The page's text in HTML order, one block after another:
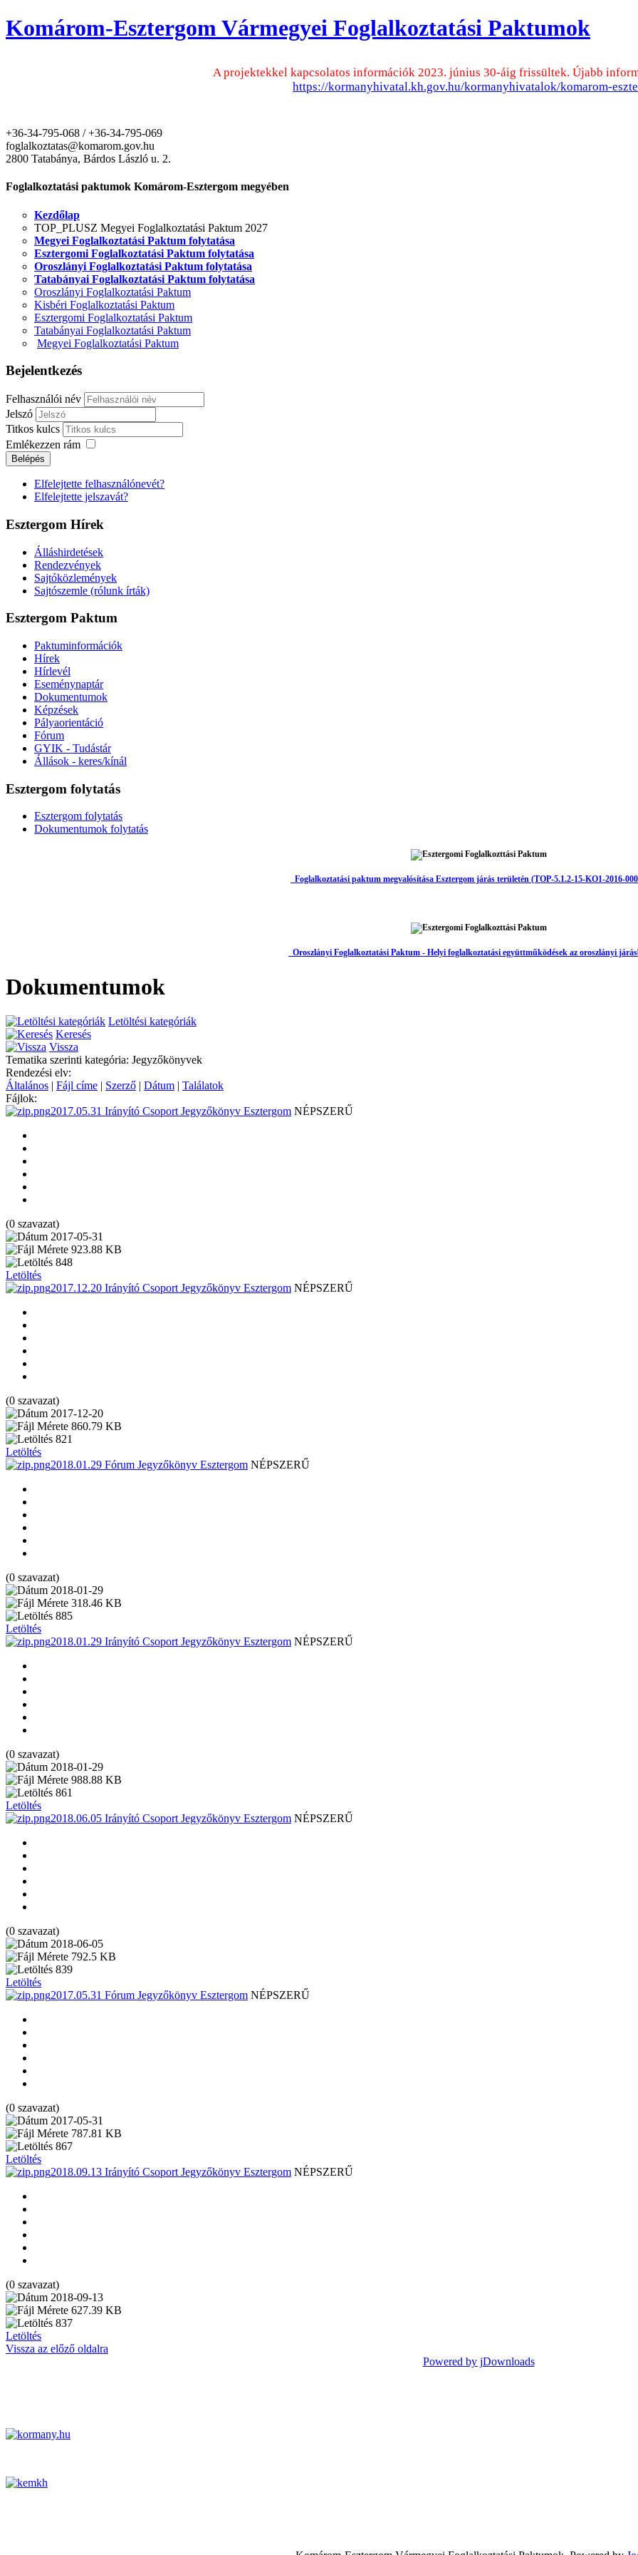
Komárom-Esztergom Vármegyei Foglalkoztatási Paktumok
A projektekkel kapcsolatos információk 2023. június 30-áig frissültek. Újabb
https://kormanyhivatal.kh.gov.hu/kormanyhivatalok/komarom-
+36-34-795-068 / +36-34-795-069
foglalkoztatas@komarom.gov.hu
2800 Tatabánya, Bárdos László u. 2.
Foglalkoztatási paktumok Komárom-Esztergom megyében
Kezdőlap
TOP_PLUSZ Megyei Foglalkoztatási Paktum 2027
Megyei Foglalkoztatási Paktum folytatása
Esztergomi Foglalkoztatási Paktum folytatása
Oroszlányi Foglalkoztatási Paktum folytatása
Tatabányai Foglalkoztatási Paktum folytatása
Oroszlányi Foglalkoztatási Paktum
Kisbéri Foglalkoztatási Paktum
Esztergomi Foglalkoztatási Paktum
Tatabányai Foglalkoztatási Paktum
Megyei Foglalkoztatási Paktum
Bejelentkezés
Felhasználói név
Jelszó
Titkos kulcs
Emlékezzen rám
Belépés
Elfelejtette felhasználónevét?
Elfelejtette jelszavát?
Esztergom Hírek
Álláshirdetések
Rendezvények
Sajtóközlemények
Sajtószemle (rólunk írták)
Esztergom Paktum
Paktuminformációk
Hírek
Hírlevél
Eseménynaptár
Dokumentumok
Képzések
Pályaorientáció
Fórum
GYIK - Tudástár
Állások - keres/kínál
Esztergom folytatás
Esztergom folytatás
Dokumentumok folytatás
Foglalkoztatási paktum megvalósítása Esztergom járás területén (TOP-5.1.2-15-KO1-2016-
Oroszlányi Foglalkoztatási Paktum - Helyi foglalkoztatási együttműködések az oroszlányi
Dokumentumok
Letöltési kategóriák
Keresés
Vissza
Tematika szerinti kategória: Jegyzőkönyvek
Rendezési elv:
Általános | Fájl címe | Szerző | Dátum | Találatok
Fájlok:
2017.05.31 Irányító Csoport Jegyzőkönyv Esztergom NÉPSZERŰ
(0 szavazat)
2017-05-31
923.88 KB
848
Letöltés
2017.12.20 Irányító Csoport Jegyzőkönyv Esztergom NÉPSZERŰ
(0 szavazat)
2017-12-20
860.79 KB
821
Letöltés
2018.01.29 Fórum Jegyzőkönyv Esztergom NÉPSZERŰ
(0 szavazat)
2018-01-29
318.46 KB
885
Letöltés
2018.01.29 Irányító Csoport Jegyzőkönyv Esztergom NÉPSZERŰ
(0 szavazat)
2018-01-29
988.88 KB
861
Letöltés
2018.06.05 Irányító Csoport Jegyzőkönyv Esztergom NÉPSZERŰ
(0 szavazat)
2018-06-05
792.5 KB
839
Letöltés
2017.05.31 Fórum Jegyzőkönyv Esztergom NÉPSZERŰ
(0 szavazat)
2017-05-31
787.81 KB
867
Letöltés
2018.09.13 Irányító Csoport Jegyzőkönyv Esztergom NÉPSZERŰ
(0 szavazat)
2018-09-13
627.39 KB
837
Letöltés
Vissza az előző oldalra
Powered by jDownloads